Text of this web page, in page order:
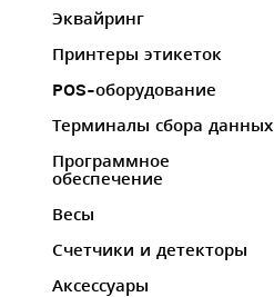
Эквайринг
Принтеры этикеток
POS-оборудование
Терминалы сбора данных
Программное
обеспечение
Весы
Счетчики и детекторы
Аксессуары